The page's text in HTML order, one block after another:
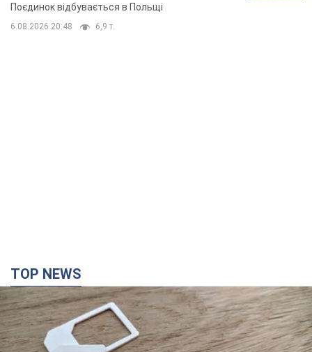
Поєдинок відбувається в Польщі
6.08.2026 20:48 6,9 т.
TOP NEWS